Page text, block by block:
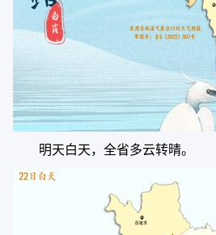
明天白天，全省多云转晴。